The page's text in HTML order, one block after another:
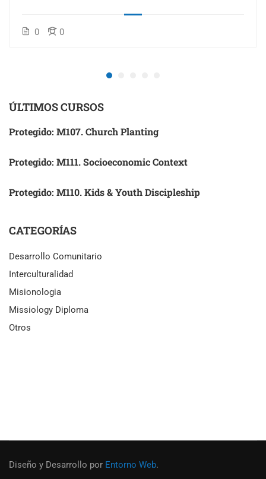
0 0
ÚLTIMOS CURSOS
Protegido: M107. Church Planting
Protegido: M111. Socioeconomic Context
Protegido: M110. Kids & Youth Discipleship
CATEGORÍAS
Desarrollo Comunitario
Interculturalidad
Misionologia
Missiology Diploma
Otros
Diseño y Desarrollo por Entorno Web.